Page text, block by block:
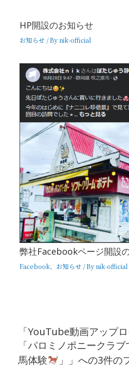
HP開設のお知らせ
お知らせ / Bynik-official
弊社Facebookページ開設
Facebook、 お知らせ / Bynik-official
「YouTube動画アップ
「パロミノポニークラ
馬体験 」」への3件の